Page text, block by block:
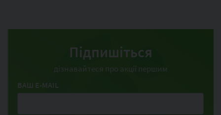
Підпишіться
дізнавайтеся про акції першим
ВАШ E-MAIL